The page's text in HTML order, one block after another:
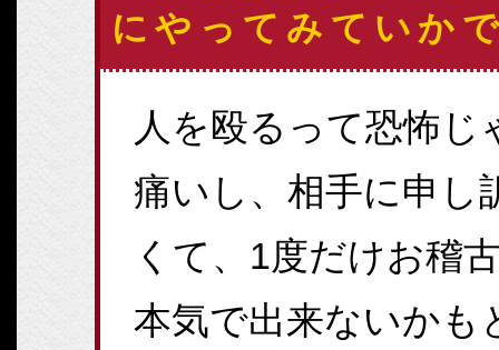
にやってみていか
人を殴るって恐怖
痛いし、相手に申し
くて、1度だけお稽
本気で出来ないかも